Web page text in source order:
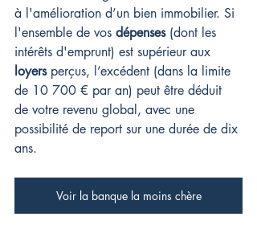
à l'amélioration d’un bien immobilier. Si
l'ensemble de vos dépenses (dont les
intérêts d'emprunt) est supérieur aux
loyers perçus, l’excédent (dans la limite
de 10 700 € par an) peut être déduit
de votre revenu global, avec une
possibilité de report sur une durée de dix
ans.
Voir la banque la moins chère